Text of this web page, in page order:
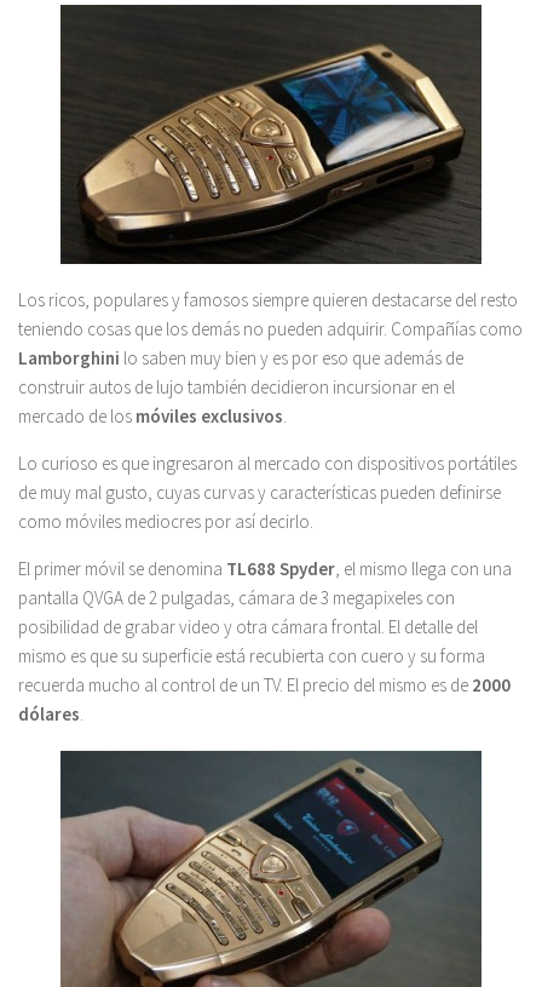
Los ricos, populares y famosos siempre quieren destacarse del resto
teniendo cosas que los demás no pueden adquirir. Compañías como
Lamborghini lo saben muy bien y es por eso que además de
construir autos de lujo también decidieron incursionar en el
mercado de los móviles exclusivos.
Lo curioso es que ingresaron al mercado con dispositivos portátiles
de muy mal gusto, cuyas curvas y características pueden definirse
como móviles mediocres por así decirlo.
El primer móvil se denomina TL688 Spyder, el mismo llega con una
pantalla QVGA de 2 pulgadas, cámara de 3 megapixeles con
posibilidad de grabar video y otra cámara frontal. El detalle del
mismo es que su superficie está recubierta con cuero y su forma
recuerda mucho al control de un TV. El precio del mismo es de 2000
dólares.